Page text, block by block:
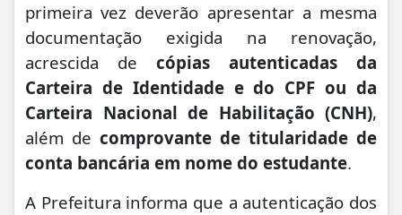
primeira vez deverão apresentar a mesma
documentação exigida na renovação,
acrescida de cópias autenticadas da
Carteira de Identidade e do CPF ou da
Carteira Nacional de Habilitação (CNH),
além de comprovante de titularidade de
conta bancária em nome do estudante.
A Prefeitura informa que a autenticação dos